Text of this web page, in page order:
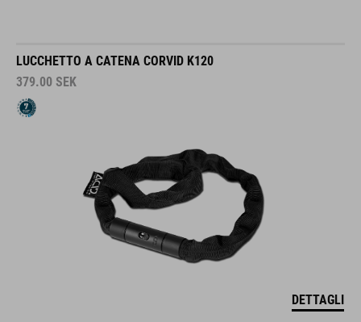
LUCCHETTO A CATENA CORVID K120
379.00 SEK
DETTAGLI